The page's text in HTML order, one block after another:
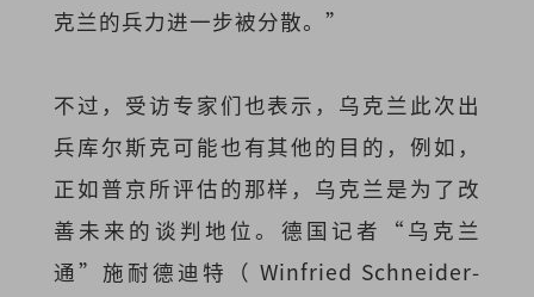
克兰的兵力进一步被分散。”
不过，受访专家们也表示，乌克兰此次出
兵库尔斯克可能也有其他的目的，例如，
正如普京所评估的那样，乌克兰是为了改
善未来的谈判地位。德国记者“乌克兰
通”施耐德迪特（ Winfried Schneider-